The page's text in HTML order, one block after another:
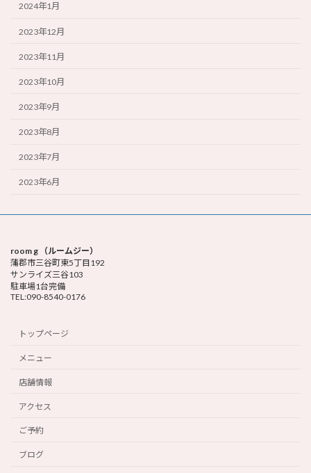
2024年1月
2023年12月
2023年11月
2023年10月
2023年9月
2023年8月
2023年7月
2023年6月
room g （ルームジー）
蒲郡市三谷町東5丁目192
サンライズ三谷103
駐車場1台完備
TEL:090-8540-0176
トップページ
メニュー
店舗情報
アクセス
ご予約
ブログ